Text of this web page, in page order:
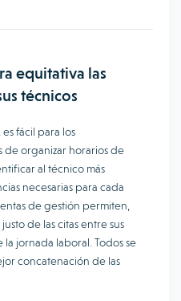
equitativa las
técnicos
fácil para los
de organizar horarios de
al técnico más
necesarias para cada
de gestión permiten,
de las citas entre sus
jornada laboral. Todos se
concatenación de las